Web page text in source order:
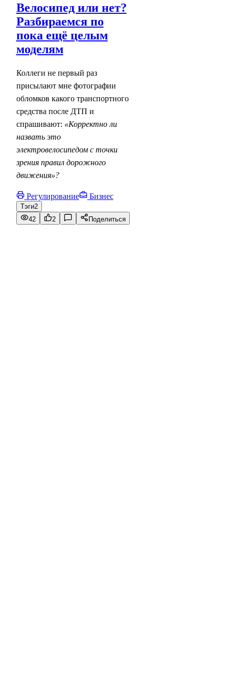
Велосипед или нет?
Разбираемся по
пока ещё целым
моделям
Коллеги не первый раз
присылают мне фотографии
обломков какого транспортного
средства после ДТП и
спрашивают: «Корректно ли
назвать это
электровелосипедом с точки
зрения правил дорожного
движения»?
Регулирование Бизнес
Тэги2
42
2 Поделиться